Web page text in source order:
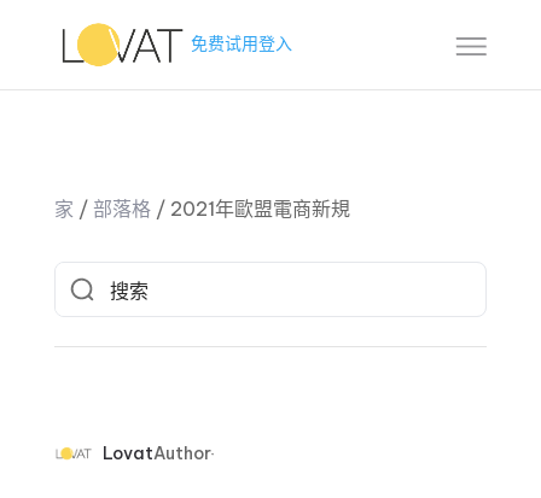
免费试用登入
家 / 部落格/ 2021年歐盟電商新規
LovatAuthor